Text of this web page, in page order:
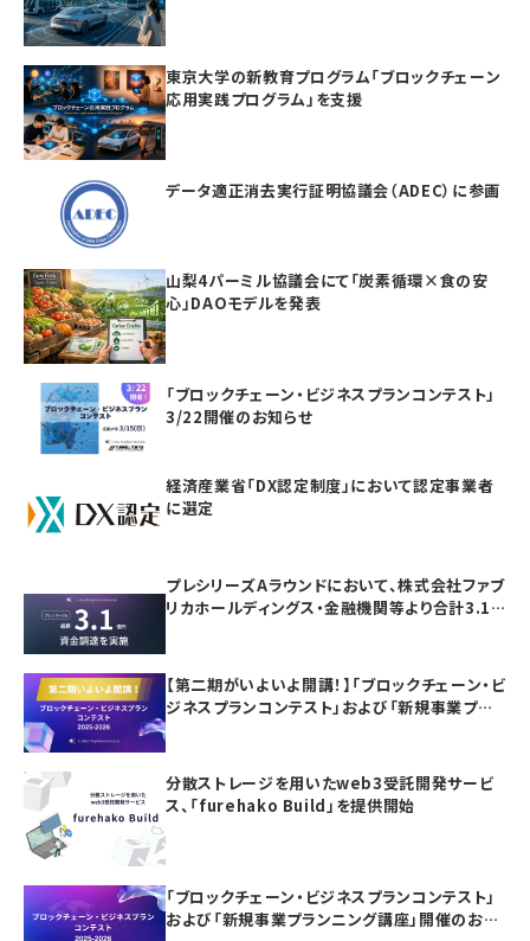
東京大学の新教育プログラム「ブロックチェーン
応用実践プログラム」を支援
データ適正消去実行証明協議会（ADEC）に参画
山梨4パーミル協議会にて「炭素循環×食の安
心」DAOモデルを発表
「ブロックチェーン・ビジネスプランコンテスト」
3/22開催のお知らせ
経済産業省「DX認定制度」において認定事業者
に選定
プレシリーズAラウンドにおいて、株式会社ファブ
リカホールディングス・金融機関等より合計3.1
【第二期がいよいよ開講！】「ブロックチェーン・ビ
ジネスプランコンテスト」および「新規事業プラ
分散ストレージを用いたweb3受託開発サービ
ス、「furehako Build」を提供開始
「ブロックチェーン・ビジネスプランコンテスト」
および「新規事業プランニング講座」開催のお知